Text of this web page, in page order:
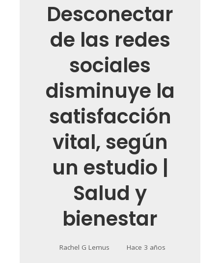
Desconectar
de las redes
sociales
disminuye la
satisfacción
vital, según
un estudio |
Salud y
bienestar
Rachel G Lemus Hace 3 años